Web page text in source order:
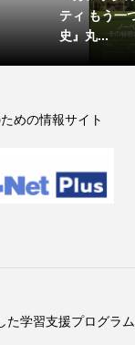
ティ もう一
史』丸...
めの情報サイト
た学習支援プログラム